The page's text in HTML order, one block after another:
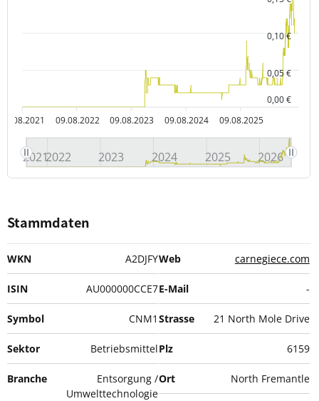
09.08.2021 09.08.2022 09.08.2023 09.08.2024 09.08.2025
0,00 €
0,05 €
0,10 €
20212022 2023 2024 2025 2026
Stammdaten
WKN A2DJFY
ISIN AU000000CCE7
Symbol CNM1
Sektor Betriebsmittel
Branche
Entsorgung /
Umwelttechnologie
Web carnegiece.com
E-Mail -
Strasse 21 North Mole Drive
Plz 6159
Ort North Fremantle